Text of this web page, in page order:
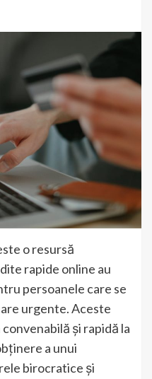
o resursă
rapide online au
persoanele care se
urgente. Aceste
și rapidă la
a unui
birocratice și